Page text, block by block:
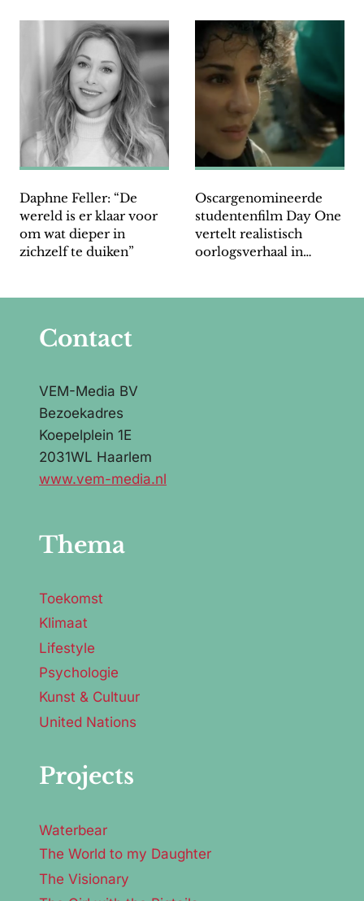
Daphne Feller: “De
wereld is er klaar voor
om wat dieper in
zichzelf te duiken”
Oscargenomineerde
studentenfilm Day One
vertelt realistisch
oorlogsverhaal in
Contact
VEM-Media BV
Bezoekadres
Koepelplein 1E
2031WL Haarlem
www.vem-media.nl
Thema
Toekomst
Klimaat
Lifestyle
Psychologie
Kunst & Cultuur
United Nations
Projects
Waterbear
The World to my Daughter
The Visionary